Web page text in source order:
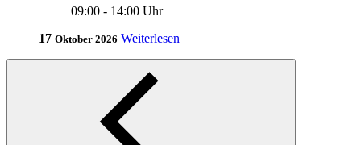
09:00 - 14:00 Uhr
17 Oktober 2026 Weiterlesen